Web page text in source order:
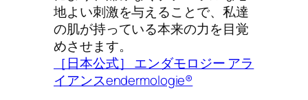
地よい刺激を与えることで、私達
の肌が持っている本来の力を目覚
めさせます。
［日本公式］ エンダモロジー アラ
イアンスendermologie®